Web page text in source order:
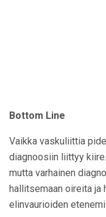
Bottom Line
Vaikka vaskuliittia
diagnoosiin liittyy
mutta varhainen
hallitsemaan oireita ja
elinvaurioiden